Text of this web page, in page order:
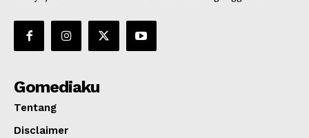
Gomediaku
Tentang
Disclaimer